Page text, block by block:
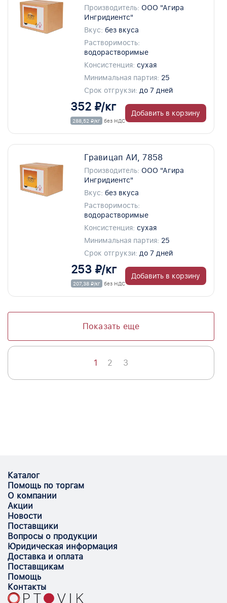
Производитель: ООО "Агира
Ингридиентс"
Вкус: без вкуса
Растворимость:
водорастворимые
Консистенция: сухая
Минимальная партия: 25
Срок отгрукзи: до 7 дней
352 ₽/кг
288,52 ₽/кг без НДС
Добавить в корзину
Гравицап АИ, 7858
Производитель: ООО "Агира
Ингридиентс"
Вкус: без вкуса
Растворимость:
водорастворимые
Консистенция: сухая
Минимальная партия: 25
Срок отгрукзи: до 7 дней
253 ₽/кг
207,38 ₽/кг без НДС
Добавить в корзину
Показать еще
1 2 3
Каталог
Помощь по торгам
О компании
Акции
Новости
Поставщики
Вопросы о продукции
Юридическая информация
Доставка и оплата
Поставщикам
Помощь
Контакты